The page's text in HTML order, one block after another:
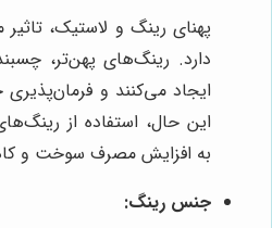
پهنای رینگ و لاستیک،
دارد. رینگ‌های پهن‌تر،
ایجاد می‌کنند و
این حال، استفاده از
به افزایش مصرف سوخت و
جنس رینگ: